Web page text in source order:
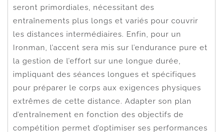
seront primordiales, nécessitant des
entraînements plus longs et variés pour couvrir
les distances intermédiaires. Enfin, pour un
Ironman, l’accent sera mis sur l’endurance pure et
la gestion de l’effort sur une longue durée,
impliquant des séances longues et spécifiques
pour préparer le corps aux exigences physiques
extrêmes de cette distance. Adapter son plan
d’entraînement en fonction des objectifs de
compétition permet d’optimiser ses performances